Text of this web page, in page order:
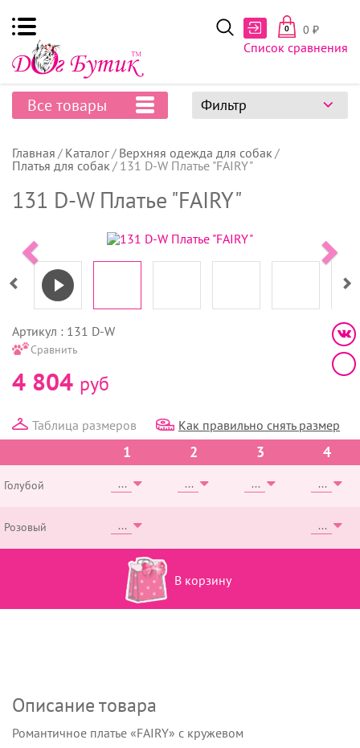
0 0 ₽
Список сравнения
Все товары Фильтр
Главная Каталог
Верхняя одежда для собак
Платья для собак
131 D-W Платье "FAIRY"
131 D-W Платье "FAIRY"
Артикул : 131 D-W
Сравнить
4 804 руб
Таблица размеров Как правильно снять размер
1 2 3 4
Голубой
Розовый
В корзину
Описание товара
Романтичное платье «FAIRY» c кружевом